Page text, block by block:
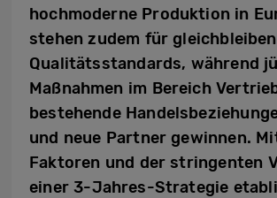
hochmoderne Produktion in
stehen zudem für
Qualitätsstandards, während
Maßnahmen im Bereich
bestehende
und neue Partner gewinnen.
Faktoren und der stringenten
einer 3-Jahres-Strategie